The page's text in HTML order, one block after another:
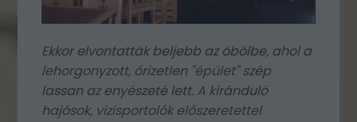
Ekkor elvontatták beljebb az öbölbe, ahol a
lehorgonyzott, őrizetlen "épület" szép
lassan az enyészeté lett. A kiránduló
hajósok, vizisportolók előszeretettel